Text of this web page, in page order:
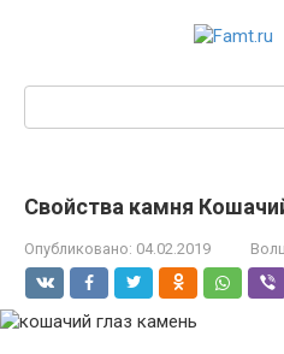
Свойства камня
Опубликовано: 04.02.2019